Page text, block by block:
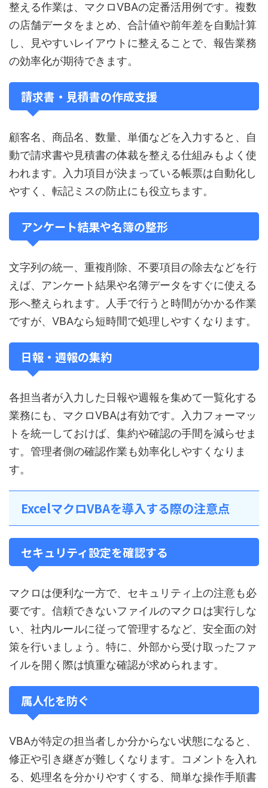
整える作業は、マクロVBAの定番活用例です。複数
の店舗データをまとめ、合計値や前年差を自動計算
し、見やすいレイアウトに整えることで、報告業務
の効率化が期待できます。
請求書・見積書の作成支援
顧客名、商品名、数量、単価などを入力すると、自
動で請求書や見積書の体裁を整える仕組みもよく使
われます。入力項目が決まっている帳票は自動化し
やすく、転記ミスの防止にも役立ちます。
アンケート結果や名簿の整形
文字列の統一、重複削除、不要項目の除去などを行
えば、アンケート結果や名簿データをすぐに使える
形へ整えられます。人手で行うと時間がかかる作業
ですが、VBAなら短時間で処理しやすくなります。
日報・週報の集約
各担当者が入力した日報や週報を集めて一覧化する
業務にも、マクロVBAは有効です。入力フォーマッ
トを統一しておけば、集約や確認の手間を減らせま
す。管理者側の確認作業も効率化しやすくなりま
す。
ExcelマクロVBAを導入する際の注意点
セキュリティ設定を確認する
マクロは便利な一方で、セキュリティ上の注意も必
要です。信頼できないファイルのマクロは実行しな
い、社内ルールに従って管理するなど、安全面の対
策を行いましょう。特に、外部から受け取ったファ
イルを開く際は慎重な確認が求められます。
属人化を防ぐ
VBAが特定の担当者しか分からない状態になると、
修正や引き継ぎが難しくなります。コメントを入れ
る、処理名を分かりやすくする、簡単な操作手順書